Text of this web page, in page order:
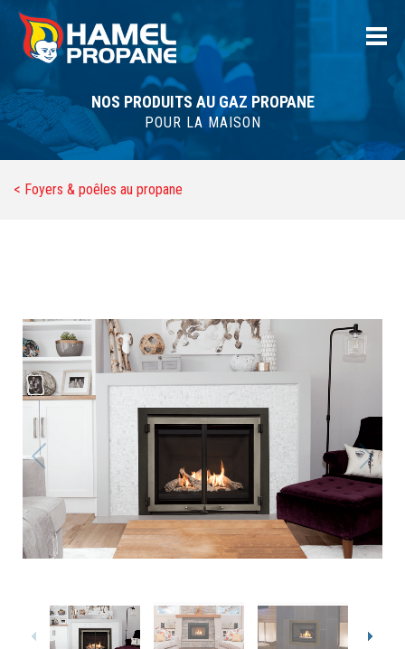
NOS PRODUITS AU GAZ PROPANE
POUR LA MAISON
< Foyers & poêles au propane